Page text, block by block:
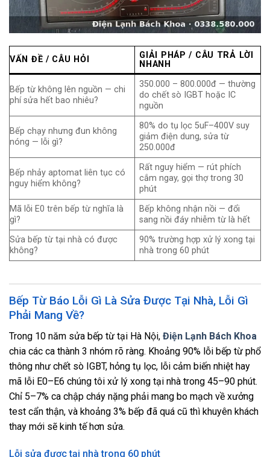
VẤN ĐỀ / CÂU HỎI
GIẢI PHÁP / CÂU TRẢ LỜI
NHANH
Bếp từ không lên nguồn — chi
phí sửa hết bao nhiêu?
350.000 – 800.000đ — thường
do chết sò IGBT hoặc IC
nguồn
Bếp chạy nhưng đun không
nóng — lỗi gì?
80% do tụ lọc 5uF–400V suy
giảm điện dung, sửa từ
250.000đ
Bếp nhảy aptomat liên tục có
nguy hiểm không?
Rất nguy hiểm — rút phích
cắm ngay, gọi thợ trong 30
phút
Mã lỗi E0 trên bếp từ nghĩa là
gì?
Bếp không nhận nồi — đổi
sang nồi đáy nhiễm từ là hết
Sửa bếp từ tại nhà có được
không?
90% trường hợp xử lý xong tại
nhà trong 60 phút
Bếp Từ Báo Lỗi Gì Là Sửa Được Tại Nhà, Lỗi Gì
Phải Mang Về?
Trong 10 năm sửa bếp từ tại Hà Nội, Điện Lạnh Bách Khoa
chia các ca thành 3 nhóm rõ ràng. Khoảng 90% lỗi bếp từ phổ
thông như chết sò IGBT, hỏng tụ lọc, lỗi cảm biến nhiệt hay
mã lỗi E0–E6 chúng tôi xử lý xong tại nhà trong 45–90 phút.
Chỉ 5–7% ca chập cháy nặng phải mang bo mạch về xưởng
test cẩn thận, và khoảng 3% bếp đã quá cũ thì khuyên khách
thay mới sẽ kinh tế hơn sửa.
Lỗi sửa được tại nhà trong 60 phút